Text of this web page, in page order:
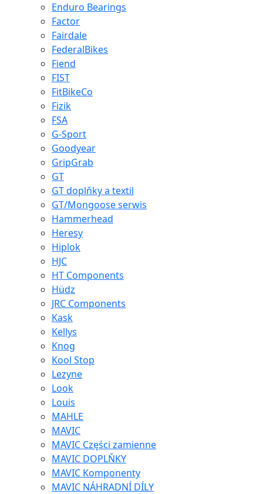
Enduro Bearings
Factor
Fairdale
FederalBikes
Fiend
FIST
FitBikeCo
Fizik
FSA
G-Sport
Goodyear
GripGrab
GT
GT doplňky a textil
GT/Mongoose serwis
Hammerhead
Heresy
Hiplok
HJC
HT Components
Hüdz
JRC Components
Kask
Kellys
Knog
Kool Stop
Lezyne
Look
Louis
MAHLE
MAVIC
MAVIC Części zamienne
MAVIC DOPLŇKY
MAVIC Komponenty
MAVIC NÁHRADNÍ DÍLY